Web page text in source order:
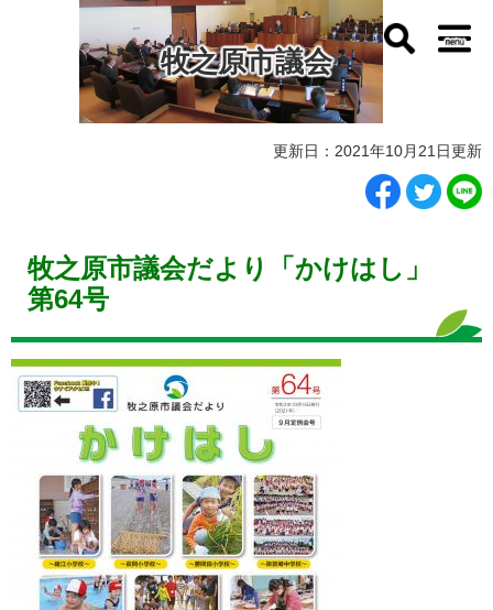
牧之原市議会
更新日：2021年10月21日更新
牧之原市議会だより「かけはし」
第64号